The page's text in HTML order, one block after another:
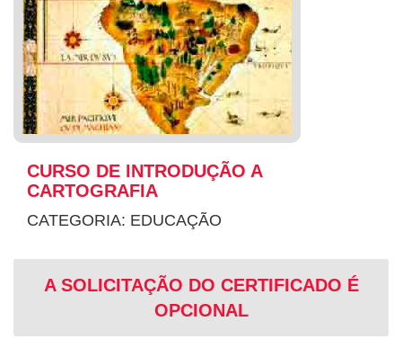
CURSO DE INTRODUÇÃO A
CARTOGRAFIA
CATEGORIA: EDUCAÇÃO
A SOLICITAÇÃO DO CERTIFICADO É
OPCIONAL